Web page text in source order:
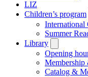
LIZ
Children’s program
International
Summer
Library
submenu
Opening
Membership
Catalog &